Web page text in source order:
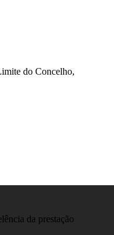
do Concelho,
da prestação